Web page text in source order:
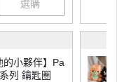
的小夥伴】Pa
列 鑰匙圈